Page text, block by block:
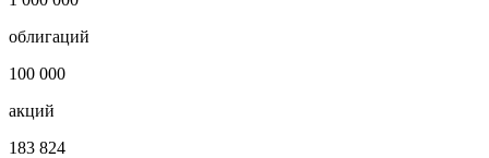
облигаций
100 000
акций
183 824